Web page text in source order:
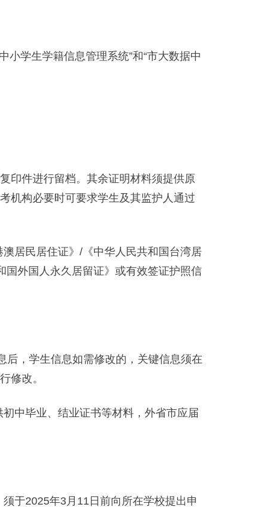
学生学籍信息管理系统”和“市大数据中
印件进行留档。其余证明材料须提供原
机构必要时可要求学生及其监护人通过
居民居住证》/《中华人民共和国台湾居
国外国人永久居留证》或有效签证护照信
，学生信息如需修改的，关键信息须在
修改。
中毕业、结业证书等材料，外省市应届
于2025年3月11日前向所在学校提出申